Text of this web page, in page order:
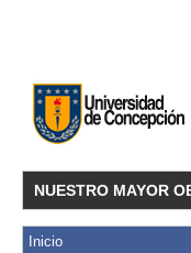
NUESTRO MAYOR
Inicio